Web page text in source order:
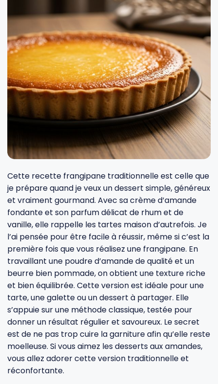
Fourches et fourchettes
Écumoires
Baguettes
Pilons
Pinceaux
Râteaux
Rouleaux
Gourdes
Glaçons
Tires-bouchons
Couteaux à fromage
Couteaux à huîtres
Couteaux à pain
Couteaux filet de sole
Éplucheurs et zesteurs
Évideurs
Couteaux de poche
Couteaux tartineurs
Aiguiseurs
Planches à découper
Moules
Cercles à tarte
Couvercles
Opinel
De Buyer
Cristel
SIF Unis
Pyrex
Cette recette frangipane traditionnelle est celle que
je prépare quand je veux un dessert simple, généreux
et vraiment gourmand. Avec sa crème d’amande
fondante et son parfum délicat de rhum et de
vanille, elle rappelle les tartes maison d’autrefois. Je
l’ai pensée pour être facile à réussir, même si c’est la
première fois que vous réalisez une frangipane. En
travaillant une poudre d’amande de qualité et un
beurre bien pommade, on obtient une texture riche
et bien équilibrée. Cette version est idéale pour une
tarte, une galette ou un dessert à partager. Elle
s’appuie sur une méthode classique, testée pour
donner un résultat régulier et savoureux. Le secret
est de ne pas trop cuire la garniture afin qu’elle reste
moelleuse. Si vous aimez les desserts aux amandes,
vous allez adorer cette version traditionnelle et
réconfortante.